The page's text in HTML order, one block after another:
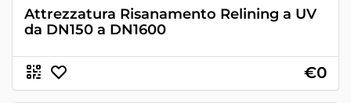
Attrezzatura Risanamento Relining a UV
da DN150 a DN1600
€0